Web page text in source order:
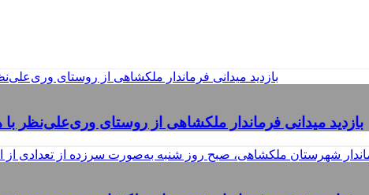
بازدید میدانی فرماندار ملکشاهی از روستای